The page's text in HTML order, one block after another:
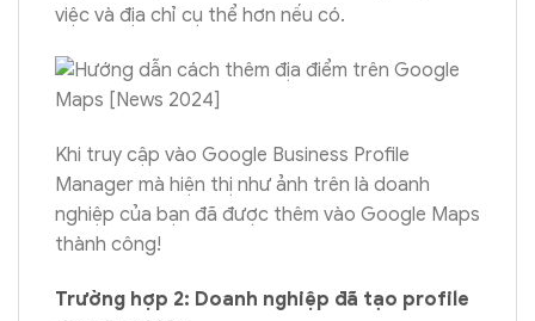
việc và địa chỉ cụ thể hơn nếu có.
Khi truy cập vào Google Business Profile
Manager mà hiện thị như ảnh trên là doanh
nghiệp của bạn đã được thêm vào Google Maps
thành công!
Trường hợp 2: Doanh nghiệp đã tạo profile